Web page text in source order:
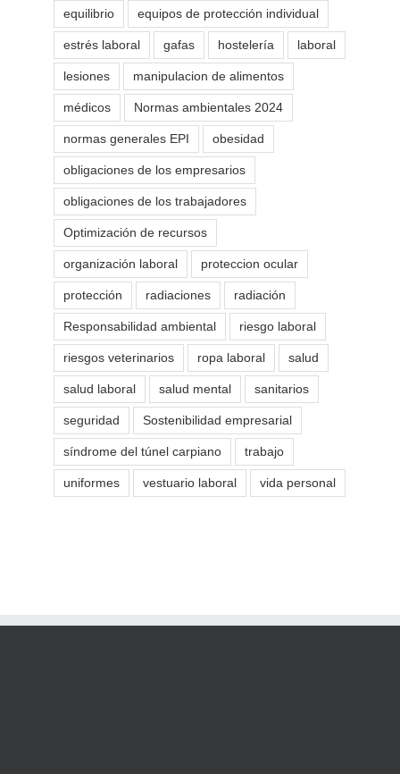
equilibrio equipos de protección individual
estrés laboral gafas hostelería laboral
lesiones manipulacion de alimentos
médicos Normas ambientales 2024
normas generales EPI obesidad
obligaciones de los empresarios
obligaciones de los trabajadores
Optimización de recursos
organización laboral proteccion ocular
protección radiaciones radiación
Responsabilidad ambiental riesgo laboral
riesgos veterinarios ropa laboral salud
salud laboral salud mental sanitarios
seguridad Sostenibilidad empresarial
síndrome del túnel carpiano trabajo
uniformes vestuario laboral vida personal